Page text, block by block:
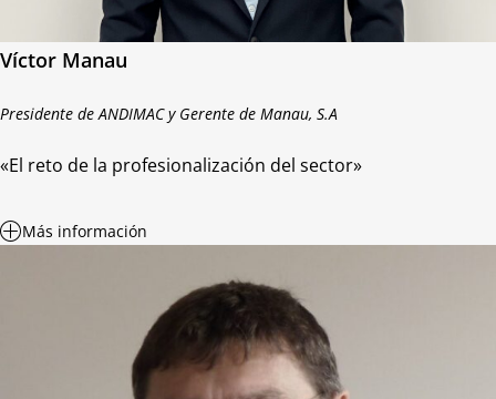
Víctor Manau
Presidente de ANDIMAC y Gerente de Manau, S.A
«El reto de la profesionalización del sector»
Más información